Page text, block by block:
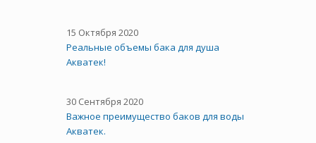
15 Октября 2020
Реальные объемы бака для душа
Акватек!
30 Сентября 2020
Важное преимущество баков для воды
Акватек.